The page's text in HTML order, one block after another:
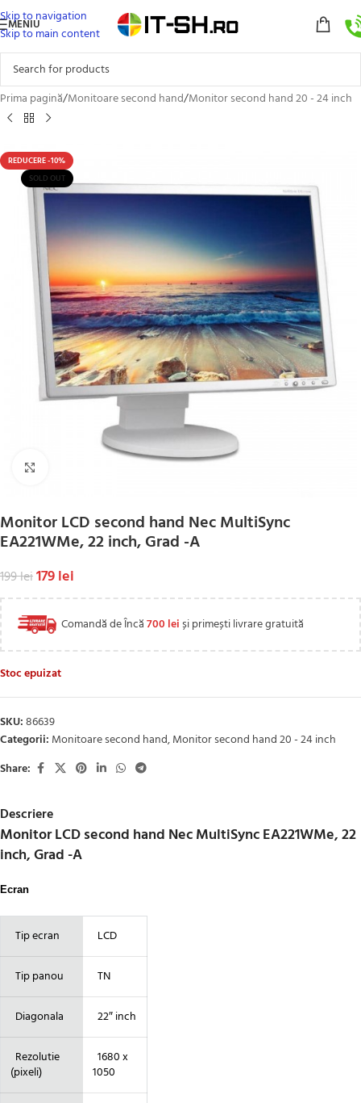
Skip to navigation
Skip to main content
MENIU
Prima pagină/Monitoare second hand/Monitor second hand 20 - 24 inch
REDUCERE -10%
SOLD OUT
Monitor LCD second hand Nec MultiSync
EA221WMe, 22 inch, Grad -A
199lei179lei
Comandă de Încă700 leiși primești livrare gratuită
Stoc epuizat
SKU:86639
Categorii: Monitoare second hand,Monitor second hand 20 - 24 inch
Share:
Descriere
Monitor LCD second hand Nec MultiSync EA221WMe, 22
inch, Grad -A
Ecran
Tip ecran LCD
Tip panou TN
Diagonala 22″ inch
Rezolutie
(pixeli)
1680 x
1050